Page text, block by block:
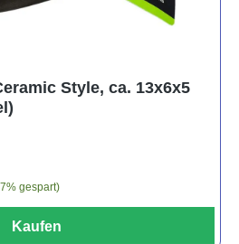
Style, ca. 13x6x5
gespart)
Kaufen